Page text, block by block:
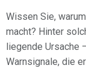
Wissen Sie,
macht? Hinter
liegende Ursache
Warnsignale, die